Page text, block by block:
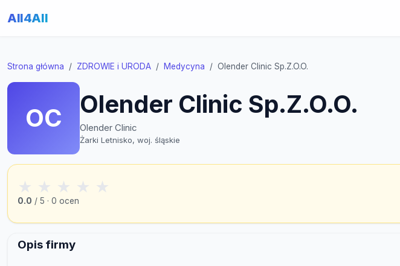
All4All
Strona główna ZDROWIE i URODA Medycyna Olender Clinic Sp.Z.O.O.
OC Olender Clinic Sp.Z.O.O.
Olender Clinic
Żarki Letnisko, woj. śląskie
★ ★ ★ ★ ★
0.0 / 5 · 0 ocen
Opis firmy